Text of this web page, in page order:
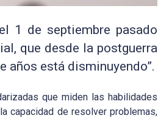
1 de septiembre pasado
que desde la postguerra
años está disminuyendo”.
que miden las habilidades
capacidad de resolver problemas,